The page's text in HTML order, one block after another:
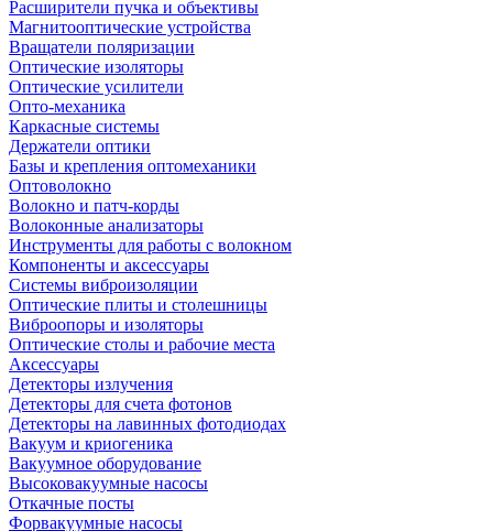
Расширители пучка и объективы
Магнитооптические устройства
Вращатели поляризации
Оптические изоляторы
Оптические усилители
Опто-механика
Каркасные системы
Держатели оптики
Базы и крепления оптомеханики
Оптоволокно
Волокно и патч-корды
Волоконные анализаторы
Инструменты для работы с волокном
Компоненты и аксессуары
Системы виброизоляции
Оптические плиты и столешницы
Виброопоры и изоляторы
Оптические столы и рабочие места
Аксессуары
Детекторы излучения
Детекторы для счета фотонов
Детекторы на лавинных фотодиодах
Вакуум и криогеника
Вакуумное оборудование
Высоковакуумные насосы
Откачные посты
Форвакуумные насосы